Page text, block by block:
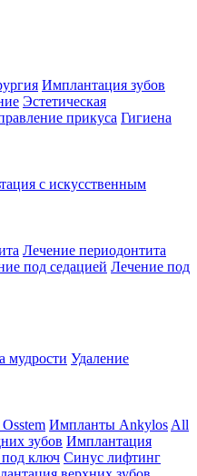
Имплантация зубов
Эстетическая
прикуса Гигиена
с искусственным
Лечение периодонтита
под седацией Лечение под
мудрости Удаление
Импланты Ankylos All
зубов Имплантация
ключ Синус лифтинг